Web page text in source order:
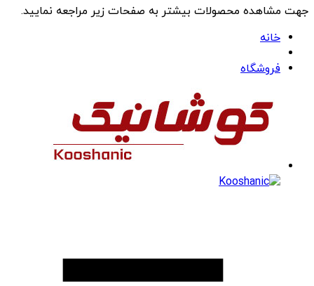
جهت مشاهده محصولات بیشتر به صفحات زیر مراجعه نمایید.
خانه
فروشگاه